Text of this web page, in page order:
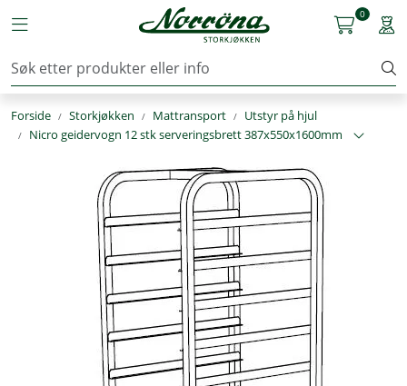
Toggle navigation
0
Forside Storkjøkken Mattransport
Utstyr på hjul
Nicro geidervogn 12 stk serveringsbrett 387x550x1600mm
Kjøkkenutstyr
Storkjøkken
Renhold & Vaskeri